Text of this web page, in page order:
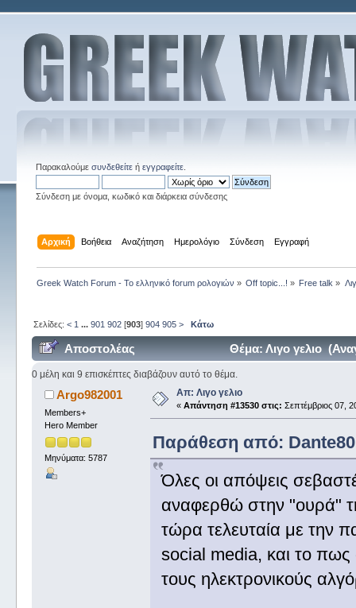
Παρακαλούμε συνδεθείτεή εγγραφείτε.
Σύνδεση με όνομα, κωδικό και διάρκεια σύνδεσης
Αρχική Βοήθεια Αναζήτηση Ημερολόγιο Σύνδεση Εγγραφή
Greek Watch Forum - Το ελληνικό forum ρολογιών » Off topic...! » Free talk »
Σελίδες: < 1 ... 901 902[903] 904 905 > Κάτω
Αποστολέας Θέμα: Λιγο γελιο
0 μέλη και 9 επισκέπτες διαβάζουν αυτό το θέμα.
Argo982001
Members+
Hero Member
Μηνύματα: 5787
Απ: Λιγο γελιο
« Απάντηση #13530 στις: Σεπτέμβριος 07,
Παράθεση από: Dante80
Όλες οι απόψεις
αναφερθώ στην "ουρά"
τώρα τελευταία με την
social media, και το
τους ηλεκτρονικούς